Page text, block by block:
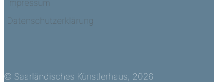
Impressum
Datenschutzerklärung
© Saarländisches Künstlerhaus, 2026